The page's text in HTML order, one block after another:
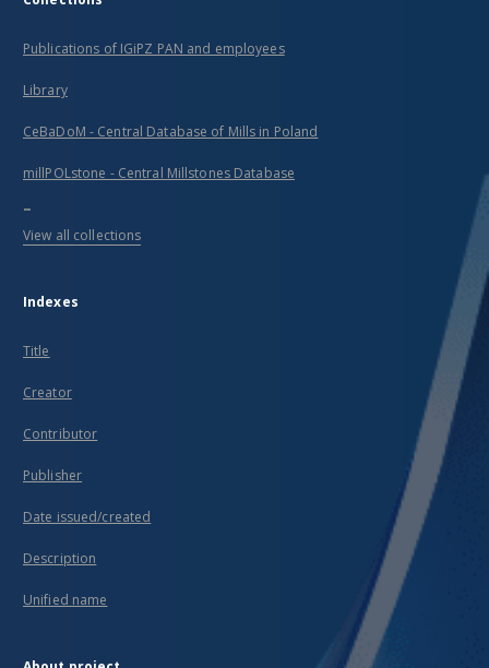
Publications of IGiPZ PAN and employees
Library
CeBaDoM - Central Database of Mills in Poland
millPOLstone - Central Millstones Database
...
View all collections
Indexes
Title
Creator
Contributor
Publisher
Date issued/created
Description
Unified name